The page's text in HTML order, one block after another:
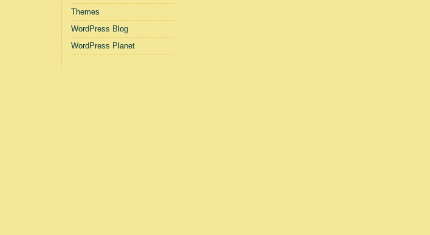
Themes
WordPress Blog
WordPress Planet